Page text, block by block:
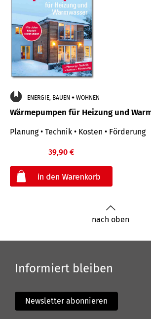
ENERGIE, BAUEN + WOHNEN
Wärmepumpen für Heizung und
Planung • Technik • Kosten • Förderung
39,90 €
nach oben
Informiert bleiben
Newsletter abonnieren